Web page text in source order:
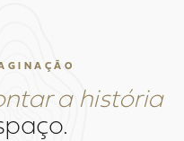
a história